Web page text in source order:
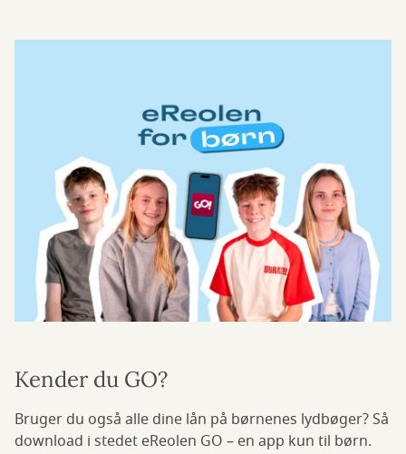
Kender du GO?
Bruger du også alle dine lån på børnenes lydbøger? Så
download i stedet eReolen GO – en app kun til børn.